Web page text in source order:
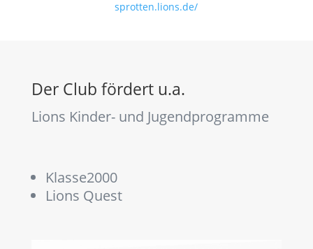
sprotten.lions.de/
Der Club fördert u.a.
Lions Kinder- und Jugendprogramme
Klasse2000
Lions Quest